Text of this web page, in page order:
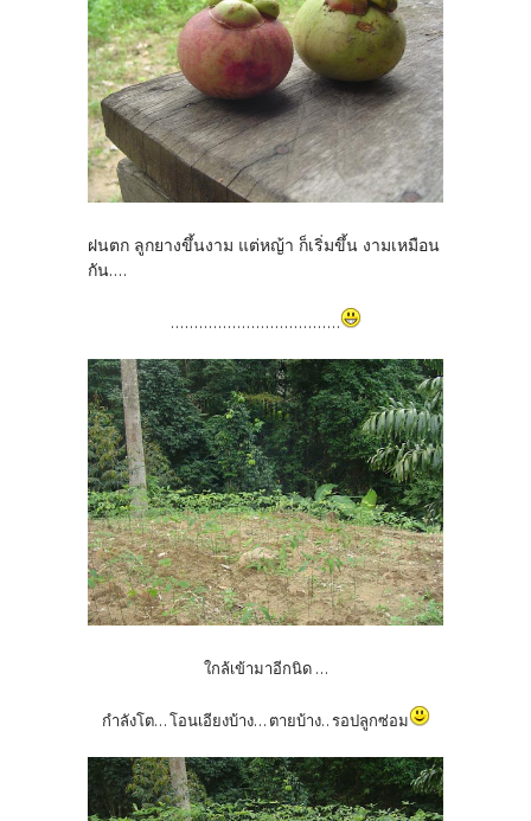
ฝนตก ลูกยางขึ้นงาม แต่หญ้า ก็เริ่มขึ้น งามเหมือน
กัน....
....................................
ใกล้เข้ามาอีกนิด ...
กำลังโต...โอนเอียงบ้าง... ตายบ้าง.. รอปลูกซ่อม